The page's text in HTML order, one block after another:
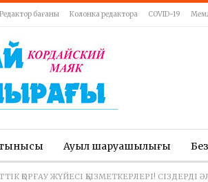
Редактор бағаны Колонка редактора COVID-19
Ауыл шаруашылығы
ҚОРҒАУ ЖҮЙЕСІ ҚЫЗМЕТКЕРЛЕРІ!